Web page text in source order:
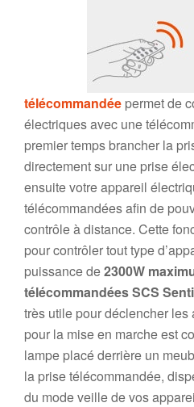
télécommandée permet de
électriques avec une
premier temps brancher la
directement sur une prise
ensuite votre appareil
télécommandées afin de
contrôle à distance. Cette
pour contrôler tout type
puissance de2300W
télécommandées SCS
très utile pour déclencher les
pour la mise en marche est
lampe placé derrière un
la prise télécommandée,
du mode veille de vos